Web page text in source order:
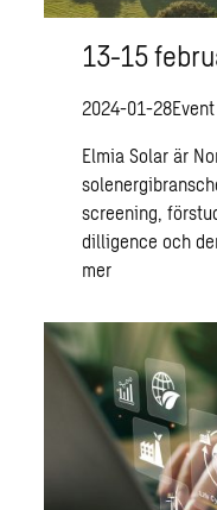
13-15
2024-01-28Event
Elmia Solar är
screening,
dilligence och
mer